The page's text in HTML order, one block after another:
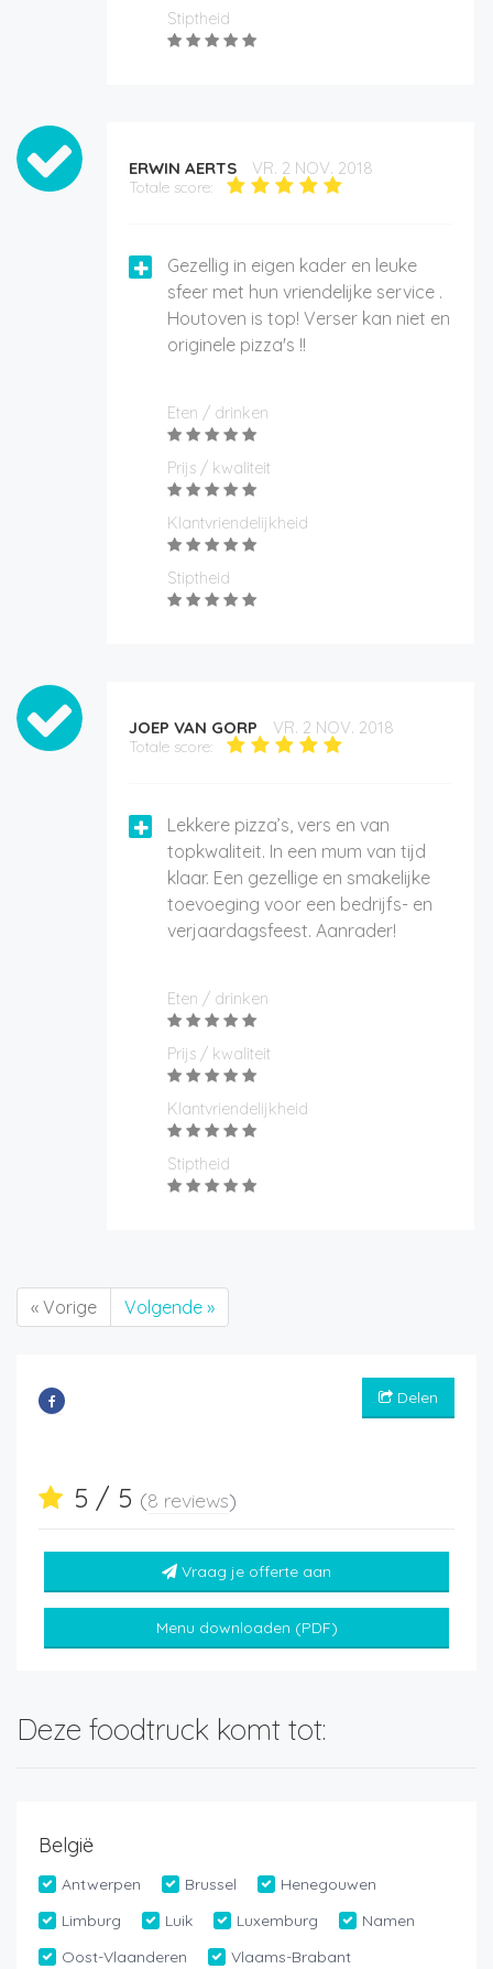
Stiptheid
ERWIN AERTS VR. 2 NOV. 2018
Totale score:
Gezellig in eigen kader en leuke
sfeer met hun vriendelijke service .
Houtoven is top! Verser kan niet en
originele pizza's !!
Eten / drinken
Prijs / kwaliteit
Klantvriendelijkheid
Stiptheid
JOEP VAN GORP VR. 2 NOV. 2018
Totale score:
Lekkere pizza’s, vers en van
topkwaliteit. In een mum van tijd
klaar. Een gezellige en smakelijke
toevoeging voor een bedrijfs- en
verjaardagsfeest. Aanrader!
Eten / drinken
Prijs / kwaliteit
Klantvriendelijkheid
Stiptheid
« Vorige Volgende »
Delen
5 / 5 (8 reviews)
Vraag je offerte aan
Menu downloaden (PDF)
Deze foodtruck komt tot:
België
Antwerpen Brussel
Henegouwen
Limburg
Luik Luxemburg
Namen
Oost-Vlaanderen
Vlaams-Brabant